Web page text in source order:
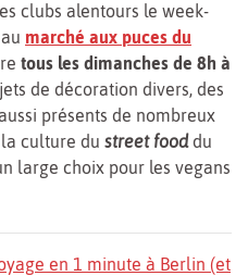
clubs alentours le week-
marché aux puces du
tous les dimanches de 8h à
de décoration divers, des
présents de nombreux
culture du street food du
large choix pour les vegans
en 1 minute à Berlin (et